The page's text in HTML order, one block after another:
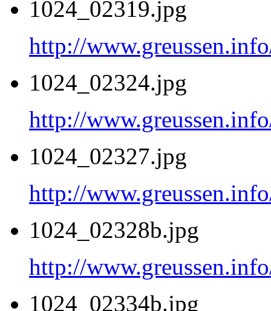
1024_02319.jpg
http://
1024_02324.jpg
http://
1024_02327.jpg
http://
1024_02328b.jpg
http://
1024_02334b.jpg